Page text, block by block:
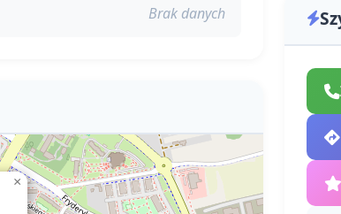
Brak danych
×